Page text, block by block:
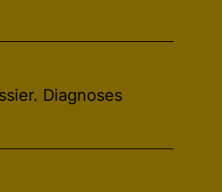
Diagnoses